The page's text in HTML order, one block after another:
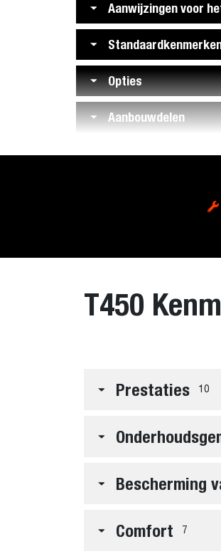
Aanwijzingen voor
Opties
Aanbouwdelen
T450
Prestaties 10
Bescherming
Comfort 7